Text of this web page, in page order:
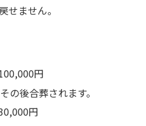
せません。
円
の後合葬されます。
円